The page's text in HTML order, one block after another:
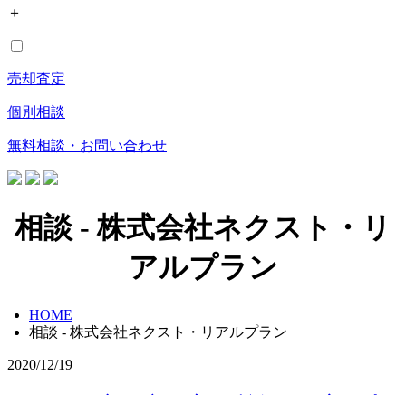
＋
売却査定
個別相談
無料相談・お問い合わせ
相談 - 株式会社ネクスト・リ
アルプラン
HOME
相談 - 株式会社ネクスト・リアルプラン
2020/12/19